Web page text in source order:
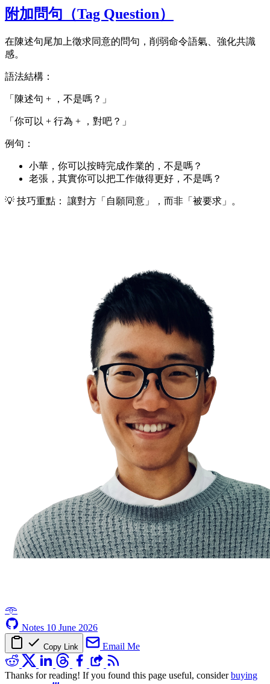
附加問句（Tag Question）
在陳述句尾加上徵求同意的問句，削弱命令語氣、強化共識
感。
語法結構：
「陳述句 + ，不是嗎？」
「你可以 + 行為 + ，對吧？」
例句：
小華，你可以按時完成作業的，不是嗎？
老張，其實你可以把工作做得更好，不是嗎？
💡 技巧重點： 讓對方「自願同意」，而非「被要求」。
𖥸
Notes 10 June 2026
Copy Link Email Me
Thanks for reading! If you found this page useful, considerbuying